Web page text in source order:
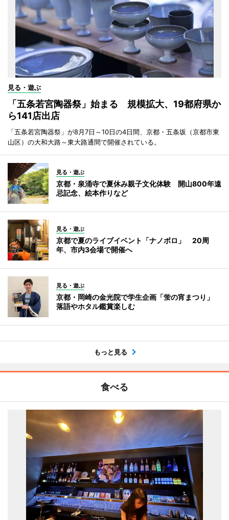
見る・遊ぶ
「五条若宮陶器祭」始まる 規模拡大、19都府県か
ら141店出店
「五条若宮陶器祭」が8月7日～10日の4日間、京都・五条坂（京都市東
山区）の大和大路～東大路通間で開催されている。
見る・遊ぶ
京都・泉涌寺で夏休み親子文化体験 開山800年遠
忌記念、絵本作りなど
見る・遊ぶ
京都で夏のライブイベント「ナノボロ」 20周
年、市内3会場で開催へ
見る・遊ぶ
京都・岡崎の金光院で学生企画「蛍の宵まつり」
落語やホタル鑑賞楽しむ
もっと見る
食べる